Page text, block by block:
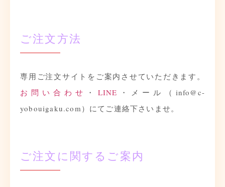
ご注文方法
専用ご注文サイトをご案内させていただきます。
お問い合わせ
・ LINE ・メール（info@c-
yobouigaku.com）にてご連絡下さいませ。
ご注文に関するご案内